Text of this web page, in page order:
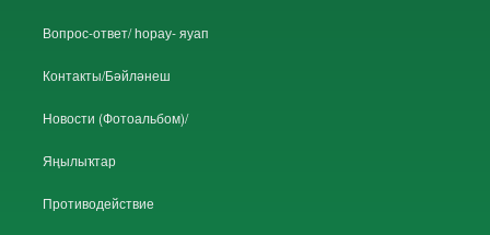
Вопрос-ответ/ һорау- яуап
Контакты/Бәйләнеш
Новости (Фотоальбом)/
Яңылыҡтар
Противодействие